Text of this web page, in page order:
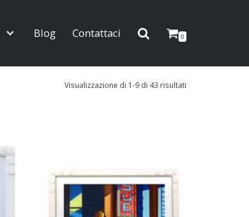
Blog Contattaci 0
Visualizzazione di 1-9 di 43 risultati